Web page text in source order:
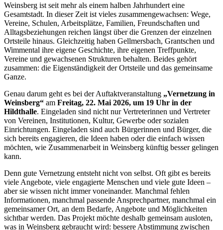
Weinsberg ist seit mehr als einem halben Jahrhundert eine
Gesamtstadt. In dieser Zeit ist vieles zusammengewachsen: Wege,
Vereine, Schulen, Arbeitsplätze, Familien, Freundschaften und
Alltagsbeziehungen reichen längst über die Grenzen der einzelnen
Ortsteile hinaus. Gleichzeitig haben Gellmersbach, Grantschen und
Wimmental ihre eigene Geschichte, ihre eigenen Treffpunkte,
Vereine und gewachsenen Strukturen behalten. Beides gehört
zusammen: die Eigenständigkeit der Ortsteile und das gemeinsame
Ganze.
Genau darum geht es bei der Auftaktveranstaltung „Vernetzung in
Weinsberg“ am Freitag, 22. Mai 2026, um 19 Uhr in der
Hildthalle. Eingeladen sind nicht nur Vertreterinnen und Vertreter
von Vereinen, Institutionen, Kultur, Gewerbe oder sozialen
Einrichtungen. Eingeladen sind auch Bürgerinnen und Bürger, die
sich bereits engagieren, die Ideen haben oder die einfach wissen
möchten, wie Zusammenarbeit in Weinsberg künftig besser gelingen
kann.
Denn gute Vernetzung entsteht nicht von selbst. Oft gibt es bereits
viele Angebote, viele engagierte Menschen und viele gute Ideen –
aber sie wissen nicht immer voneinander. Manchmal fehlen
Informationen, manchmal passende Ansprechpartner, manchmal ein
gemeinsamer Ort, an dem Bedarfe, Angebote und Möglichkeiten
sichtbar werden. Das Projekt möchte deshalb gemeinsam ausloten,
was in Weinsberg gebraucht wird: bessere Abstimmung zwischen